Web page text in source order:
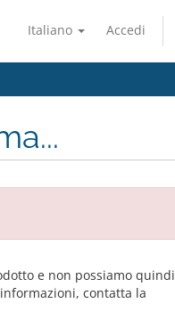
Italiano Accedi
e non possiamo quindi
contatta la